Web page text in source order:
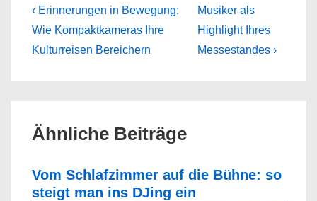
Beitragsnavigation
Previous
Post
is
‹ Erinnerungen in Bewegung:
Wie Kompaktkameras Ihre
Kulturreisen Bereichern
Next
Post
is
Musiker als
Highlight Ihres
Messestandes ›
Ähnliche Beiträge
Vom Schlafzimmer auf die Bühne: so
steigt man ins DJing ein